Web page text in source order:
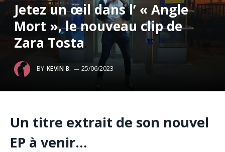
Jetez un œil dans l’ « Angle
Mort », le nouveau clip de
Zara Tosta
BY KEVIN B. 25/06/2023
Un titre extrait de son nouvel
EP à venir…